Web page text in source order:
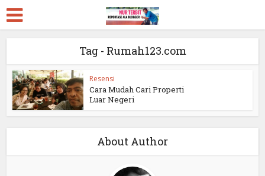
Tag - Rumah123.com
Resensi
Cara Mudah Cari Properti
Luar Negeri
About Author